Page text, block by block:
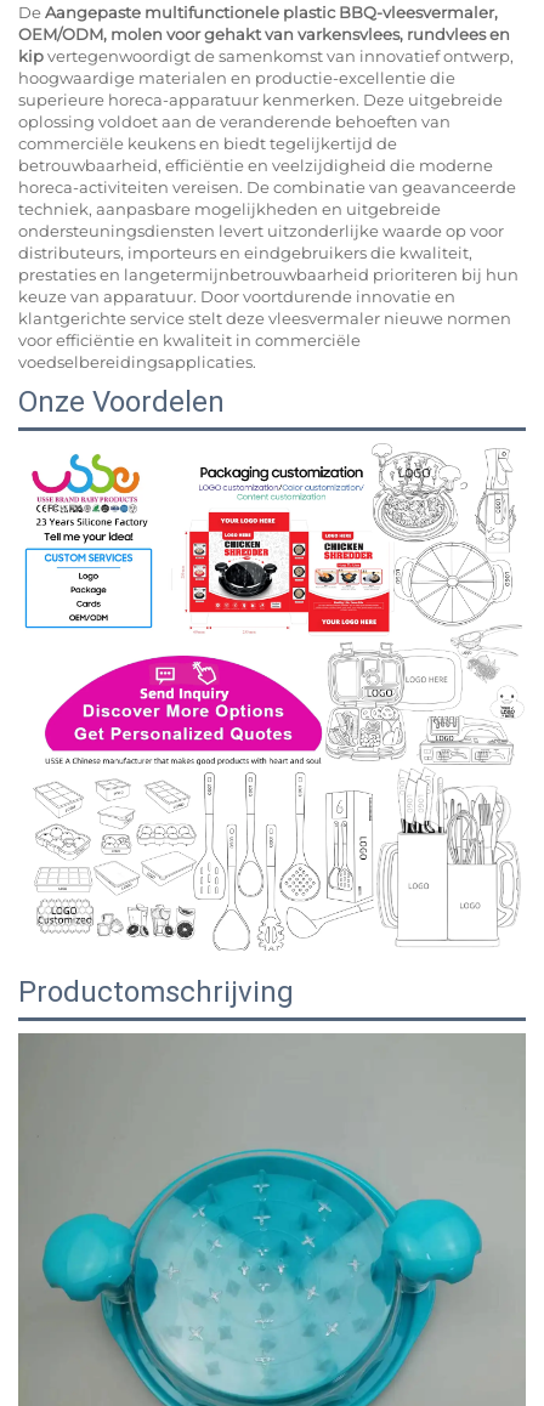
DeAangepaste multifunctionele plastic BBQ-vleesvermaler,
OEM/ODM, molen voor gehakt van varkensvlees, rundvlees en
kipvertegenwoordigt de samenkomst van innovatief ontwerp,
hoogwaardige materialen en productie-excellentie die
superieure horeca-apparatuur kenmerken. Deze uitgebreide
oplossing voldoet aan de veranderende behoeften van
commerciële keukens en biedt tegelijkertijd de
betrouwbaarheid, efficiëntie en veelzijdigheid die moderne
horeca-activiteiten vereisen. De combinatie van geavanceerde
techniek, aanpasbare mogelijkheden en uitgebreide
ondersteuningsdiensten levert uitzonderlijke waarde op voor
distributeurs, importeurs en eindgebruikers die kwaliteit,
prestaties en langetermijnbetrouwbaarheid prioriteren bij hun
keuze van apparatuur. Door voortdurende innovatie en
klantgerichte service stelt deze vleesvermaler nieuwe normen
voor efficiëntie en kwaliteit in commerciële
voedselbereidingsapplicaties.
Onze Voordelen
Productomschrijving